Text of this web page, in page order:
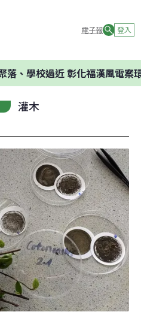
電子報 登入
學校過近 彰化福漢風電案環
灌木